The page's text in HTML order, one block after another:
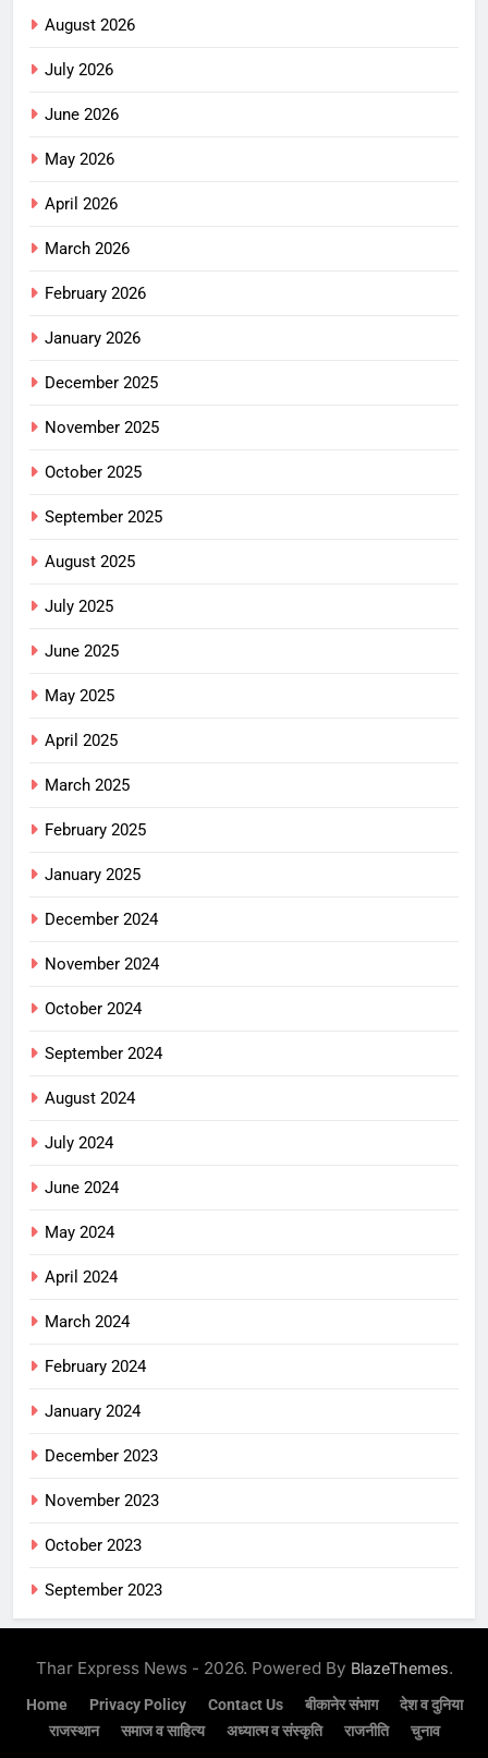
August 2026
July 2026
June 2026
May 2026
April 2026
March 2026
February 2026
January 2026
December 2025
November 2025
October 2025
September 2025
August 2025
July 2025
June 2025
May 2025
April 2025
March 2025
February 2025
January 2025
December 2024
November 2024
October 2024
September 2024
August 2024
July 2024
June 2024
May 2024
April 2024
March 2024
February 2024
January 2024
December 2023
November 2023
October 2023
September 2023
Thar Express News - 2026. Powered By BlazeThemes.
Home Privacy Policy Contact Us बीकानेर संभाग
देश व दुनिया
राजस्थान
समाज व साहित्य अध्यात्म व संस्कृति राजनीति चुनाव